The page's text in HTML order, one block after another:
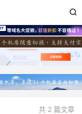

共 2 篇文章